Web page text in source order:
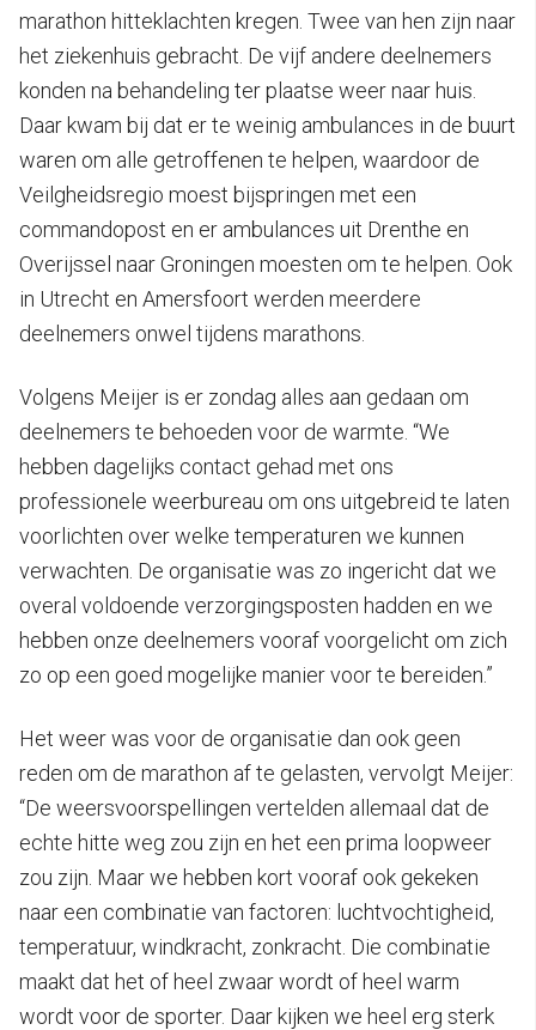
marathon hitteklachten kregen. Twee van hen zijn naar
het ziekenhuis gebracht. De vijf andere deelnemers
konden na behandeling ter plaatse weer naar huis.
Daar kwam bij dat er te weinig ambulances in de buurt
waren om alle getroffenen te helpen, waardoor de
Veilgheidsregio moest bijspringen met een
commandopost en er ambulances uit Drenthe en
Overijssel naar Groningen moesten om te helpen. Ook
in Utrecht en Amersfoort werden meerdere
deelnemers onwel tijdens marathons.
Volgens Meijer is er zondag alles aan gedaan om
deelnemers te behoeden voor de warmte. “We
hebben dagelijks contact gehad met ons
professionele weerbureau om ons uitgebreid te laten
voorlichten over welke temperaturen we kunnen
verwachten. De organisatie was zo ingericht dat we
overal voldoende verzorgingsposten hadden en we
hebben onze deelnemers vooraf voorgelicht om zich
zo op een goed mogelijke manier voor te bereiden.”
Het weer was voor de organisatie dan ook geen
reden om de marathon af te gelasten, vervolgt Meijer:
“De weersvoorspellingen vertelden allemaal dat de
echte hitte weg zou zijn en het een prima loopweer
zou zijn. Maar we hebben kort vooraf ook gekeken
naar een combinatie van factoren: luchtvochtigheid,
temperatuur, windkracht, zonkracht. Die combinatie
maakt dat het of heel zwaar wordt of heel warm
wordt voor de sporter. Daar kijken we heel erg sterk